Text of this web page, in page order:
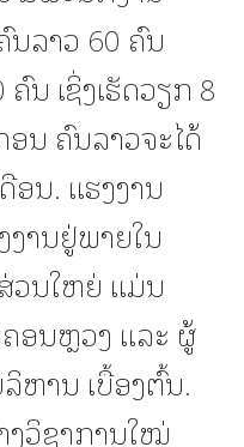
ລາວ 60 ຄົນ
ນ ເຊິ່ງເຮັດວຽກ 8
ນ ຄົນລາວຈະໄດ້
ອນ. ແຮງງານ
ານຢູ່ພາຍໃນ
ວນໃຫຍ່ ແມ່ນ
ອນຫຼວງ ແລະ ຜູ້
ຫານ ເບື້ອງຕົ້ນ.
ງວິຊາການໃໝ່